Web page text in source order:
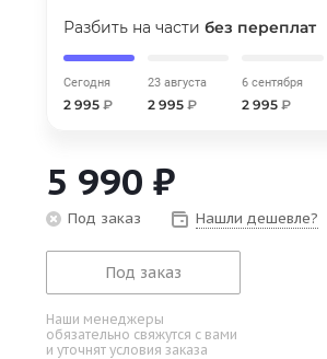
по
недели
Остались вопросы?
8 800 302-02-51
Разбить на части без переплат
Сегодня
2 995 ₽
23 августа
2 995 ₽
6 сентября
2 995 ₽
5 990 ₽
Под заказ Нашли дешевле?
Под заказ
Наши менеджеры
обязательно свяжутся с вами
и уточнят условия заказа